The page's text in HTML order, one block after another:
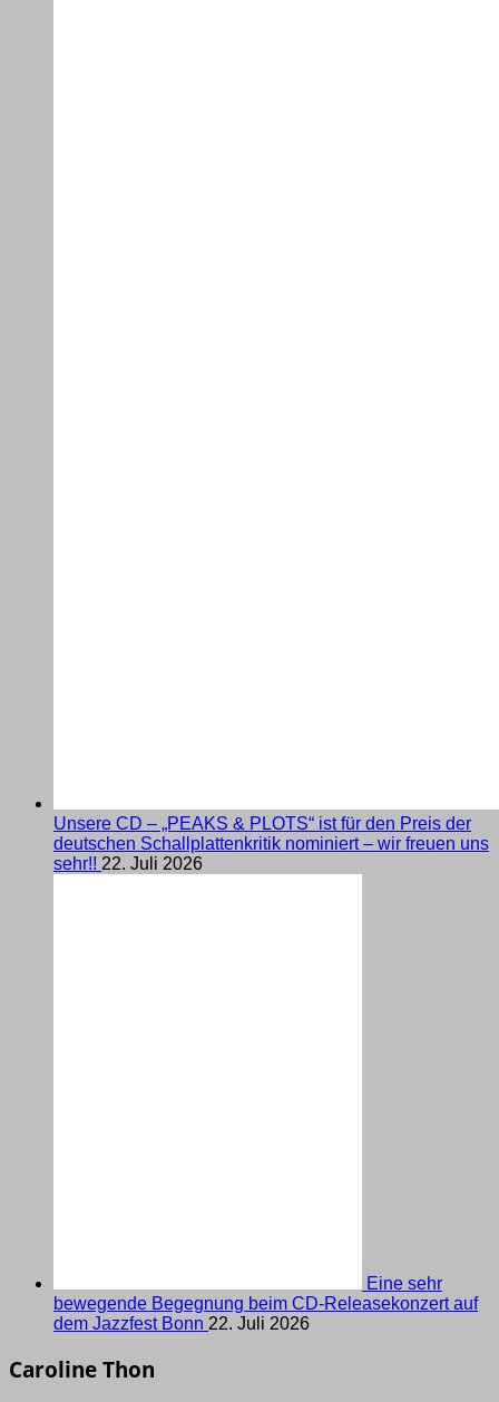
Unsere CD – „PEAKS & PLOTS“ ist für den Preis der
deutschen Schallplattenkritik nominiert – wir freuen uns
sehr!! 22. Juli 2026
Eine sehr
bewegende Begegnung beim CD-Releasekonzert auf
dem Jazzfest Bonn 22. Juli 2026
Caroline Thon